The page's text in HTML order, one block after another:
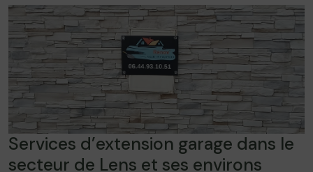
Services d’extension garage dans le
secteur de Lens et ses environs